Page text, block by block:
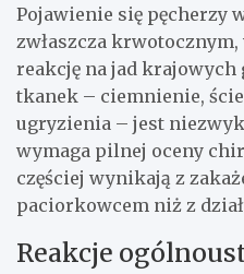
Pojawienie się pęcherzy
zwłaszcza
reakcję na jad
tkanek – ciemnienie,
ugryzienia – jest
wymaga pilnej oceny
częściej wynikają z
paciorkowcem niż z
Reakcje